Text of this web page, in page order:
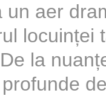
un aer
locuinței
la